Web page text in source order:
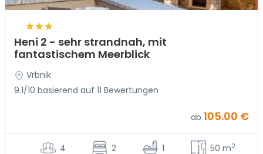
Heni 2 - sehr strandnah, mit
fantastischem Meerblick
Vrbnik
9.1/10 basierend auf 11 Bewertungen
ab 105.00 €
4 2 1 50 m2